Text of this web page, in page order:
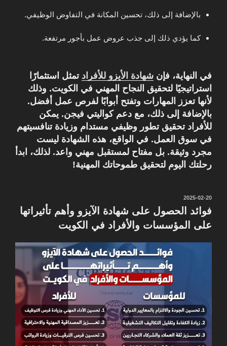
بالإضافة إلى ذلك، تحسين المكانة في التفاوض الوظيفي.
كما يؤدي ذلك إلى جذب عروض عمل بأجور مرتفعة.
في النهاية، فإن شهادة الأيزو للأفراد تمثل استثمارًا
استراتيجيًا لتحقيق النجاح المهني في الكويت. وذلك
لأنها تعزز المهارات وتفتح أبوابًا لفرص عمل أفضل.
بالإضافة إلى ذلك، مع دعم كواليتي فيجن. يمكن
للأفراد تحقيق تطور وظيفي مستدام وزيادة تنافسيتهم
في سوق العمل. في الواقع، هذه الشهادة ليست
مجرد وثيقة. بل مفتاح لمستقبل مهني واعد. لذلك، ابدأ
رحلتك اليوم لتحقيق طموحاتك المهنية!
نُشر
في
2025-02-20
فوائد الحصول على شهادة الآيزو وأهم تأثيراتها
على المؤسسات والأفراد في الكويت